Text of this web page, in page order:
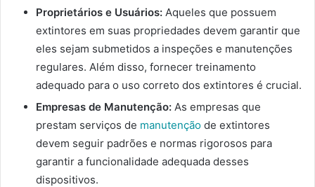
Proprietários e Usuários: Aqueles que possuem
extintores em suas propriedades devem garantir que
eles sejam submetidos a inspeções e manutenções
regulares. Além disso, fornecer treinamento
adequado para o uso correto dos extintores é crucial.
Empresas de Manutenção: As empresas que
prestam serviços de manutenção de extintores
devem seguir padrões e normas rigorosos para
garantir a funcionalidade adequada desses
dispositivos.